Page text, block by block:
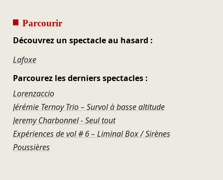
Parcourir
Découvrez un spectacle au hasard :
Lafoxe
Parcourez les derniers spectacles :
Lorenzaccio
Jérémie Ternoy Trio – Survol à basse altitude
Jeremy Charbonnel - Seul tout
Expériences de vol # 6 – Liminal Box / Sirènes
Poussières